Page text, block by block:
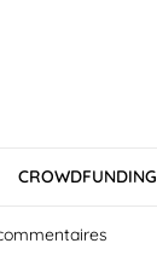
CROWDFUNDING